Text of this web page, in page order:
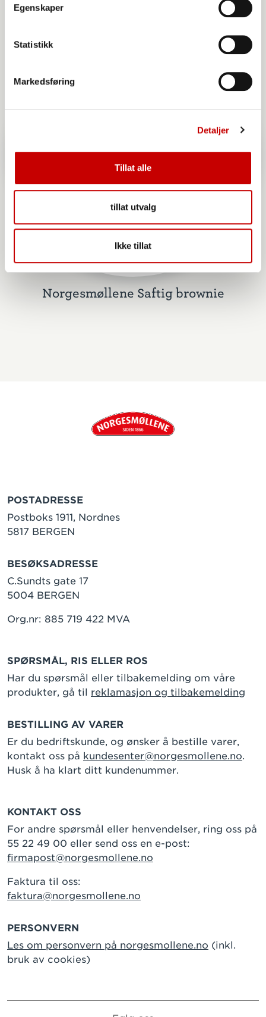
Egenskaper
Statistikk
Markedsføring
Detaljer
Tillat alle
tillat utvalg
Ikke tillat
Norgesmøllene Saftig brownie
POSTADRESSE
Postboks 1911, Nordnes
5817 BERGEN
BESØKSADRESSE
C.Sundts gate 17
5004 BERGEN
Org.nr: 885 719 422 MVA
SPØRSMÅL, RIS ELLER ROS
Har du spørsmål eller tilbakemelding om våre
produkter, gå til reklamasjon og tilbakemelding
BESTILLING AV VARER
Er du bedriftskunde, og ønsker å bestille varer,
kontakt oss på kundesenter@norgesmollene.no.
Husk å ha klart ditt kundenummer.
KONTAKT OSS
For andre spørsmål eller henvendelser, ring oss på
55 22 49 00 eller send oss en e-post:
firmapost@norgesmollene.no
Faktura til oss:
faktura@norgesmollene.no
PERSONVERN
Les om personvern på norgesmollene.no (inkl.
bruk av cookies)